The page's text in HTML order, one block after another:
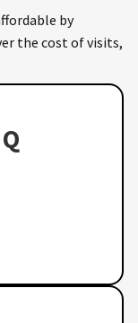
by
the cost of visits,